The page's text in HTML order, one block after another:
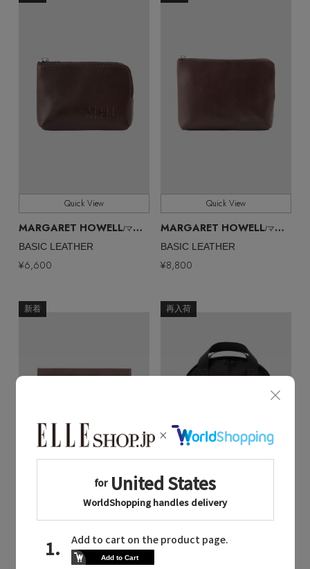
Quick View
MARGARET HOWELL/マーガレット・ハウエル
BASIC LEATHER
¥6,600
Quick View
MARGARET HOWELL/マーガレット・ハウエル
BASIC LEATHER
¥8,800
新着
Quick View
MARGARET HOWELL/マーガレット・ハウエル
BASIC LEATHER
再入荷
Quick View
MARGARET HOWELL